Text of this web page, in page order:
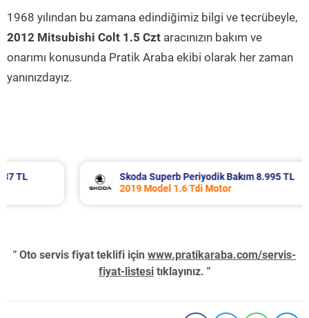
1968 yılından bu zamana edindiğimiz bilgi ve tecrübeyle,
2012 Mitsubishi Colt 1.5 Czt aracınızın bakım ve
onarımı konusunda Pratik Araba ekibi olarak her zaman
yanınızdayız.
Skoda Superb Periyodik Bakım 8.995 TL
2019 Model 1.6 Tdi Motor
" Oto servis fiyat teklifi için www.pratikaraba.com/servis-
fiyat-listesi tıklayınız. "